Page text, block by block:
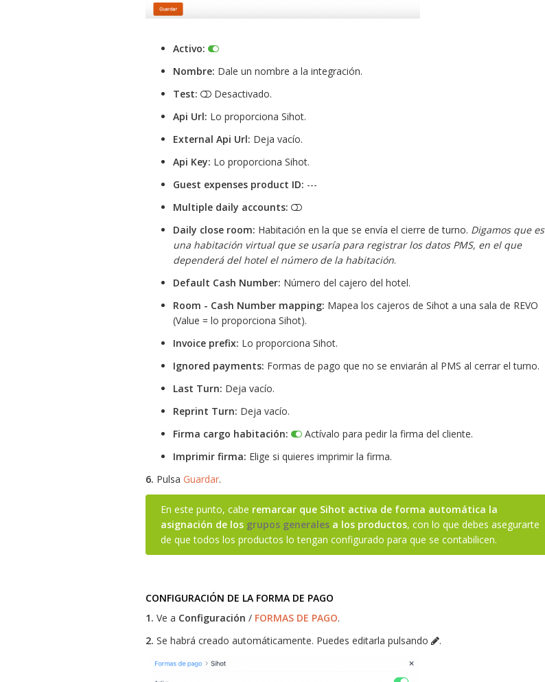
Activo:
Nombre: Dale un nombre a la integración.
Test:
Desactivado.
Api Url: Lo proporciona Sihot.
External Api Url: Deja vacío.
Api Key: Lo proporciona Sihot.
Guest expenses product ID: ---
Multiple daily accounts:
Daily close room: Habitación en la que se envía el cierre de turno. Digamos que es
una habitación virtual que se usaría para registrar los datos PMS, en el que
dependerá del hotel el número de la habitación.
Default Cash Number: Número del cajero del hotel.
Room - Cash Number mapping: Mapea los cajeros de Sihot a una sala de REVO
(Value = lo proporciona Sihot).
Invoice prefix: Lo proporciona Sihot.
Ignored payments: Formas de pago que no se enviarán al PMS al cerrar el turno.
Last Turn: Deja vacío.
Reprint Turn: Deja vacío.
Firma cargo habitación:
Actívalo para pedir la firma del cliente.
Imprimir firma: Elige si quieres imprimir la firma.
6. Pulsa Guardar.
En este punto, cabe remarcar que Sihot activa de forma automática la
asignación de los grupos generales a los productos, con lo que debes asegurarte
de que todos los productos lo tengan configurado para que se contabilicen.
CONFIGURACIÓN DE LA FORMA DE PAGO
1. Ve a Configuración / FORMAS DE PAGO.
2. Se habrá creado automáticamente. Puedes editarla pulsando .